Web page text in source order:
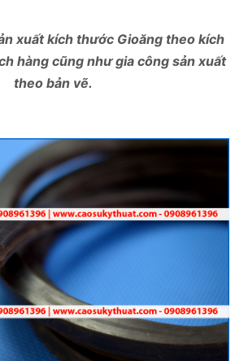
xuất kích thước Gioăng theo kích
hàng cũng như gia công sản xuất
theo bản vẽ.